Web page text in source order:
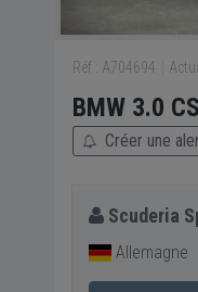
Réf : A704694
BMW 3.0
Créer une
Scuderia
Allemagne